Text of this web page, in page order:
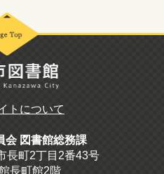
トについて
会 図書館総務課
長町2丁目2番43号
長町館2階